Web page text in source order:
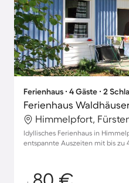
Ferienhaus ∙ 4 Gäste ∙ 2
Ferienhaus
Idyllisches Ferienhaus in
entspannte Auszeiten mit bis zu